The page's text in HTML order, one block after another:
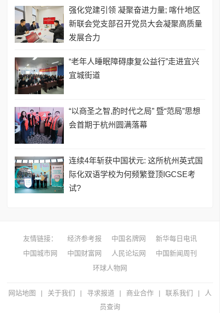
强化党建引领 凝聚奋进力量; 喀什地区
新联会党支部召开党员大会凝聚高质量
发展合力
“老年人睡眠障碍康复公益行”走进宜兴
宜城街道
“以商圣之智,酌时代之局” 暨“范局”思想
会首期于杭州圆满落幕
连续4年斩获中国状元: 这所杭州英式国
际化双语学校为何频繁登顶IGCSE考
试?
友情链接： 经济参考报 中国名牌网
新华每日电讯
中国城市网
中国财富网 人民论坛网
中国新闻周刊
环球人物网
网站地图 | 关于我们 | 寻求报道 | 商业合作 | 联系我们 |
人
员查询